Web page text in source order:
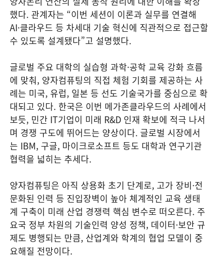
했다. 관계자는 “이번 세션이 이론과 실무를 연결해
AI·클라우드 등 차세대 기술 혁신에 직관적으로 접근할
수 있도록 설계됐다”고 설명했다.
글로벌 주요 대학의 실습형 과학·공학 교육 강화 흐름
에 맞춰, 양자컴퓨팅의 직접 체험 기회를 제공하는 사
례는 미국, 유럽, 일본 등 선도 기술국가를 중심으로 확
대되고 있다. 한국은 이번 메가존클라우드의 사례에서
보듯, 민간 IT기업이 미래 R&D 인재 확보에 적극 나서
며 경쟁 구도에 뛰어드는 양상이다. 글로벌 시장에서
는 IBM, 구글, 마이크로소프트 등도 대학과 연구기관
협력을 넓히는 추세다.
양자컴퓨팅은 아직 상용화 초기 단계로, 고가 장비·전
문화된 인력 등 진입장벽이 높아 체계적인 교육 생태
계 구축이 미래 산업 경쟁력 핵심 변수로 떠오른다. 주
요국 정부 차원의 기술인력 양성 정책, 데이터·보안 규
제도 병행되는 만큼, 산업계와 학계의 협업 모델이 중
요해질 전망이다.